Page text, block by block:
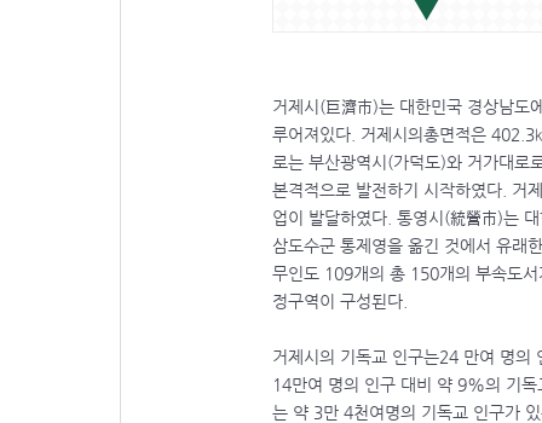
거제시(巨濟市)는 대한민국 경상남도
루어져있다. 거제시의총면적은
로는 부산광역시(가덕도)와 거가대로
본격적으로 발전하기 시작하였다. 거
업이 발달하였다. 통영시(統營市)는
삼도수군 통제영을 옮긴 것에서 유래
무인도 109개의 총 150개의 부속도
정구역이 구성된다.
거제시의 기독교 인구는24 만여 명
14만여 명의 인구 대비 약 9%의 기
는 약 3만 4천여명의 기독교 인구가